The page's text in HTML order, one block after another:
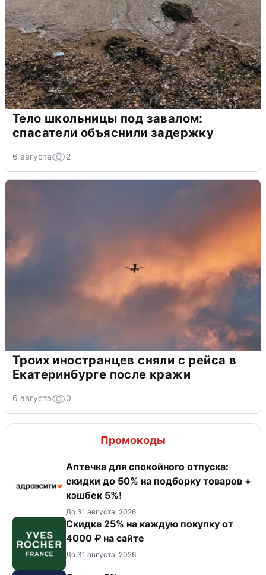
Тело школьницы под завалом:
спасатели объяснили задержку
6 августа 2
Троих иностранцев сняли с рейса в
Екатеринбурге после кражи
6 августа 0
Промокоды
Аптечка для спокойного отпуска:
скидки до 50% на подборку товаров +
кэшбек 5%!
До 31 августа, 2026
Скидка 25% на каждую покупку от
4000 ₽ на сайте
До 31 августа, 2026